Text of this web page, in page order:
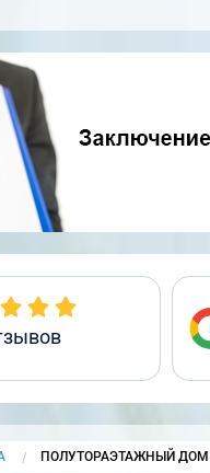
CURRENT:
ПОЛУТОРАЭТАЖНЫЙ ДОМ